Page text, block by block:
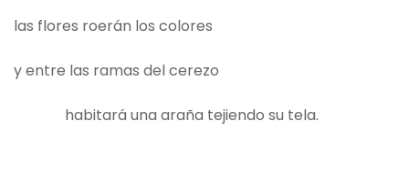
las flores roerán los colores
y entre las ramas del cerezo
habitará una araña tejiendo su tela.